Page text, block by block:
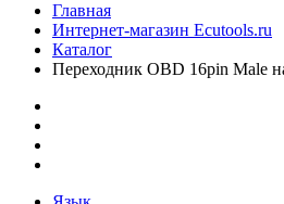
Главная
Интернет-магазин Ecutools.ru
Каталог
Переходник OBD 16pin Male